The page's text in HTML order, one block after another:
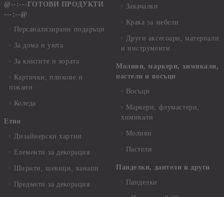
@--:---ГОТОВИ ПРОДУКТИ
---:--@
Персанализирани подаръци
За дома и уюта
За книгите и хората
Картички, пликове и
покани
Коледа
Етно
Дизайнерски хартии
Елементи за декорация
Ширити, шевици, канапи
Предмети за декорация
Закачалки
Крака за мебели
Други аксесоари, материали
и инструменти
Моливи, маркери, химикали,
пастели и восъци
Восъци
Маркери, флумастери,
химикали
Моливи
Пастели
Панделки, дантели и други
Панделки